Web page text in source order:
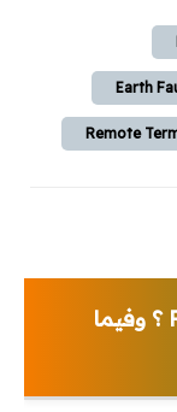
ما هى وحدة الربط الحلقي RMU ؟ وفيما